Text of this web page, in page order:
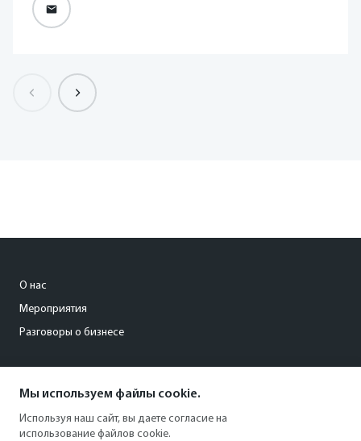
О нас
Мероприятия
Разговоры о бизнесе
+7 (495) 797-69-70
Мы используем файлы cookie.
Используя наш сайт, вы даете согласие на
использование файлов cookie.